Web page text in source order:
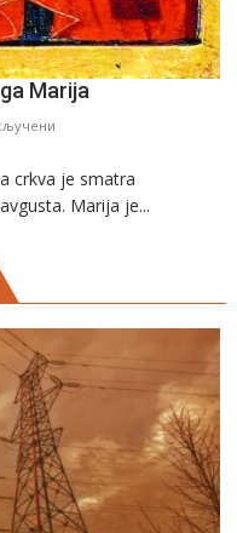
Marija
Marija
Magdalena
crkva je smatra
Marija je...